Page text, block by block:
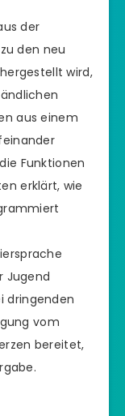
der
den neu
wird,
aus einem
Funktionen
erklärt, wie
Jugend
dringenden
vom
bereitet,